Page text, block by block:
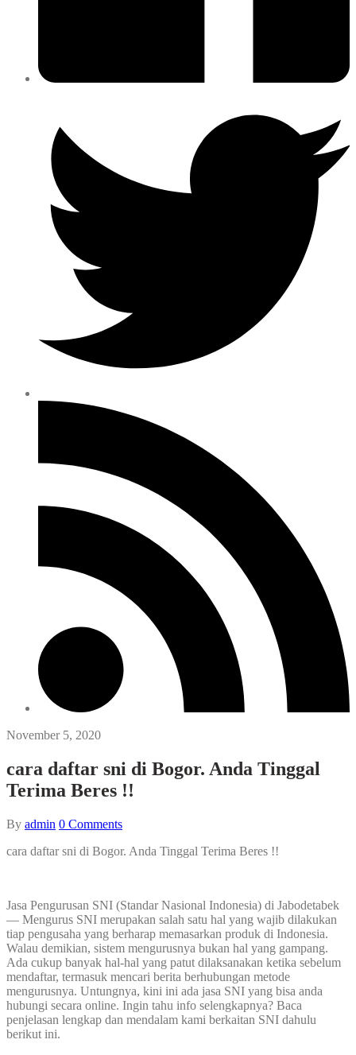
November 5, 2020
cara daftar sni di Bogor. Anda Tinggal
Terima Beres !!
By admin 0 Comments
cara daftar sni di Bogor. Anda Tinggal Terima Beres !!
Jasa Pengurusan SNI (Standar Nasional Indonesia) di Jabodetabek
— Mengurus SNI merupakan salah satu hal yang wajib dilakukan
tiap pengusaha yang berharap memasarkan produk di Indonesia.
Walau demikian, sistem mengurusnya bukan hal yang gampang.
Ada cukup banyak hal-hal yang patut dilaksanakan ketika sebelum
mendaftar, termasuk mencari berita berhubungan metode
mengurusnya. Untungnya, kini ini ada jasa SNI yang bisa anda
hubungi secara online. Ingin tahu info selengkapnya? Baca
penjelasan lengkap dan mendalam kami berkaitan SNI dahulu
berikut ini.